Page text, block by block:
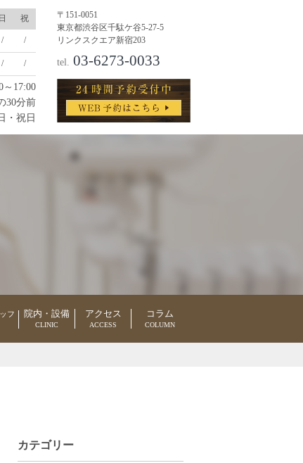
日 祝
/ /
/ /
17:00
30分前
・祝日
〒151-0051
東京都渋谷区千駄ケ谷5-27-5
リンクスクエア新宿203
tel. 03-6273-0033
フ 院内・設備
CLINIC
アクセス
ACCESS
コラム
COLUMN
カテゴリー